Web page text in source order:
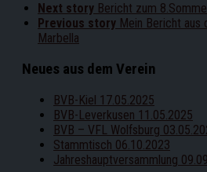
Next story Bericht zum
Previous story Mein Bericht aus
Marbella
Neues aus dem Verein
BVB-Kiel 17.05.2025
BVB-Leverkusen 11.05.2025
BVB – VFL Wolfsburg
Stammtisch 06.10.2023
Jahreshauptversammlung